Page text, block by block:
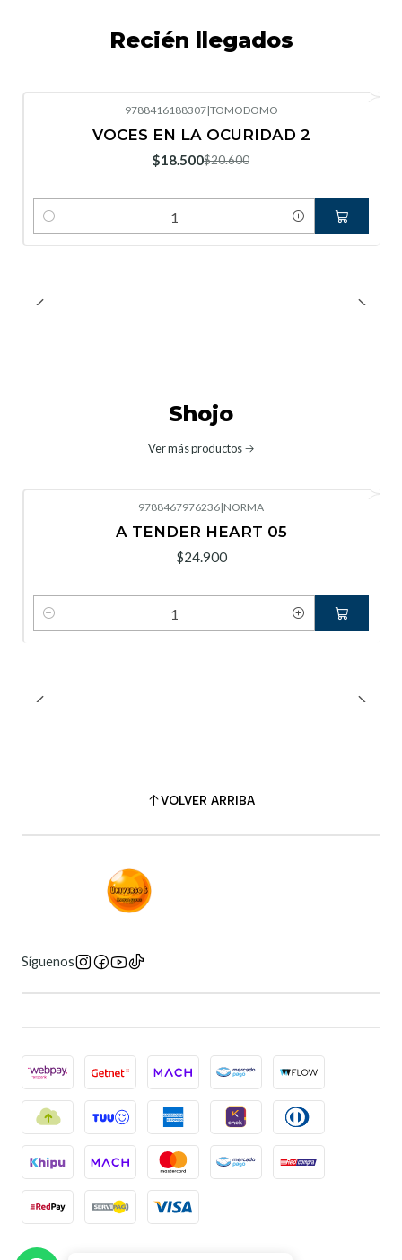
Recién llegados
9788416188307|TOMODOMO
VOCES EN LA OCURIDAD 2
$18.500$20.600
Cantidad
Shojo
Ver más productos
9788467976236|NORMA
A TENDER HEART 05
$24.900
Cantidad
VOLVER ARRIBA
Síguenos